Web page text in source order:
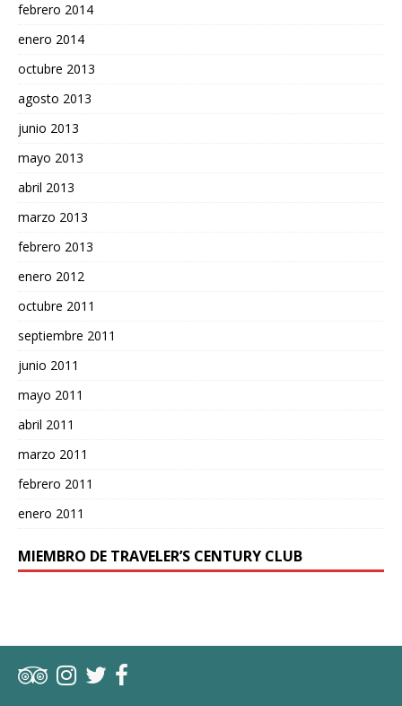
febrero 2014
enero 2014
octubre 2013
agosto 2013
junio 2013
mayo 2013
abril 2013
marzo 2013
febrero 2013
enero 2012
octubre 2011
septiembre 2011
junio 2011
mayo 2011
abril 2011
marzo 2011
febrero 2011
enero 2011
MIEMBRO DE TRAVELER’S CENTURY CLUB